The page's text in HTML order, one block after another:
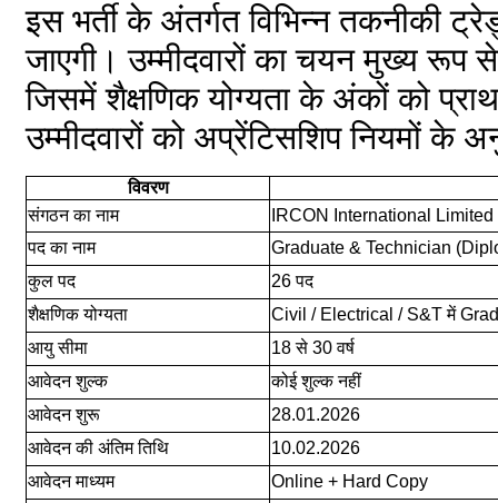
इस भर्ती के अंतर्गत विभिन्न तकनीकी
जाएगी। उम्मीदवारों का चयन मुख्य रूप
जिसमें शैक्षणिक योग्यता के अंकों को
उम्मीदवारों को अप्रेंटिसशिप नियमों के
विवरण
संगठन का नाम
IRCON International Limited
पद का नाम
Graduate & Technician
कुल पद
26 पद
शैक्षणिक योग्यता
Civil / Electrical / S&T में
आयु सीमा
18 से 30 वर्ष
आवेदन शुल्क
कोई शुल्क नहीं
आवेदन शुरू
28.01.2026
आवेदन की अंतिम तिथि
10.02.2026
आवेदन माध्यम
Online + Hard Copy